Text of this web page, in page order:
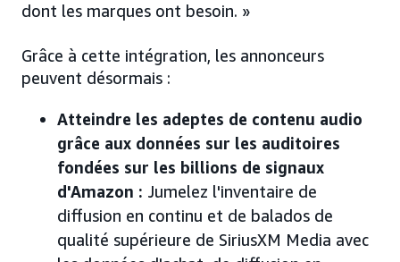
dont les marques ont besoin. »
Grâce à cette intégration, les annonceurs
peuvent désormais :
Atteindre les adeptes de contenu audio
grâce aux données sur les auditoires
fondées sur les billions de signaux
d'Amazon : Jumelez l'inventaire de
diffusion en continu et de balados de
qualité supérieure de SiriusXM Media avec